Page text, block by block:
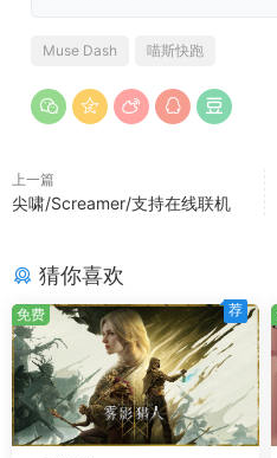
操作系统 *:
显卡:DirectX® 9
* 2024 年 1 月 1 日（PT）起，
Windows 10 及更新版本。
Muse Dash 喵斯快跑
上一篇
尖啸/Screamer/支持在线联机
猜你喜欢
免费 荐